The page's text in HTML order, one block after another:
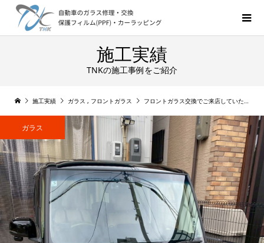
施工実績
TNKの施工事例をご紹介
施工実績 ガラス , フロントガラス フロントガラス交換でご来店していただきました!N-BOX
ガラス